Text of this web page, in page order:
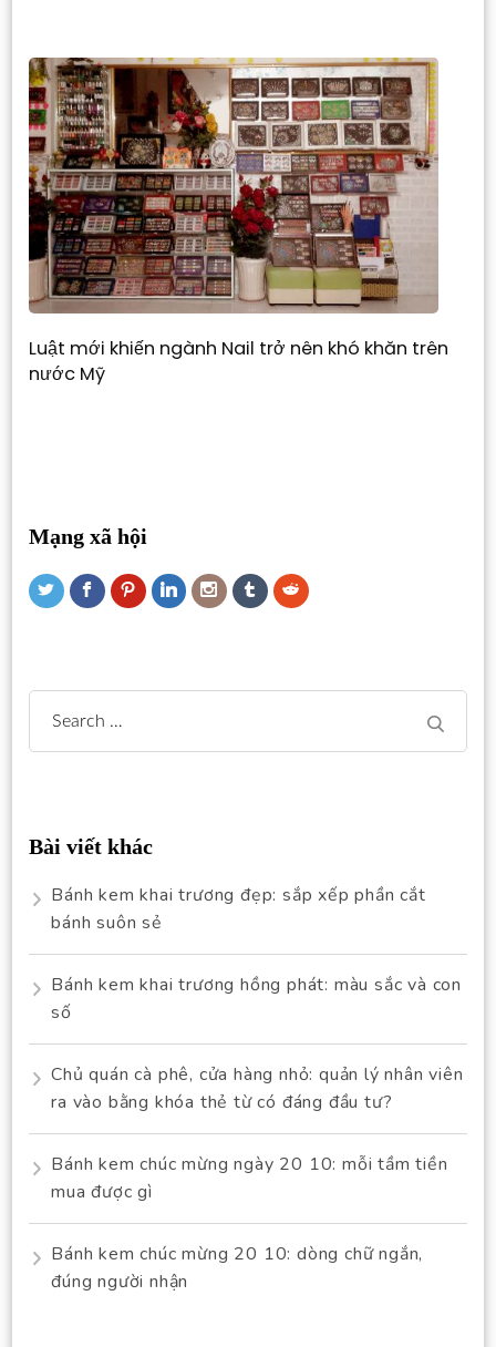
Luật mới khiến ngành Nail trở nên khó khăn trên
nước Mỹ
Mạng xã hội
Search
for:
Bài viết khác
Bánh kem khai trương đẹp: sắp xếp phần cắt
bánh suôn sẻ
Bánh kem khai trương hồng phát: màu sắc và con
số
Chủ quán cà phê, cửa hàng nhỏ: quản lý nhân viên
ra vào bằng khóa thẻ từ có đáng đầu tư?
Bánh kem chúc mừng ngày 20 10: mỗi tầm tiền
mua được gì
Bánh kem chúc mừng 20 10: dòng chữ ngắn,
đúng người nhận